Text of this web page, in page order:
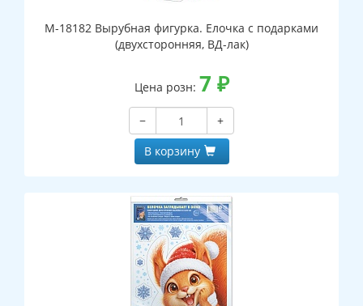
М-18182 Вырубная фигурка. Елочка с подарками
(двухсторонняя, ВД-лак)
Цена розн: 7 ₽
−
+
В корзину